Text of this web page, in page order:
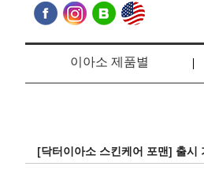
이아소 제품별
[닥터이아소 스킨케어 포맨] 출시